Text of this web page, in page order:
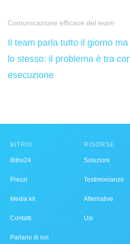
Comunicazione efficace del team
Il team parla tutto il giorno
lo stesso: il problema è tra
esecuzione
BITRIX
Bitrix24
Prezzi
Media kit
Contatti
Parlano di noi
RISORSE
Soluzioni
Testimonianze
Alternative
Usi